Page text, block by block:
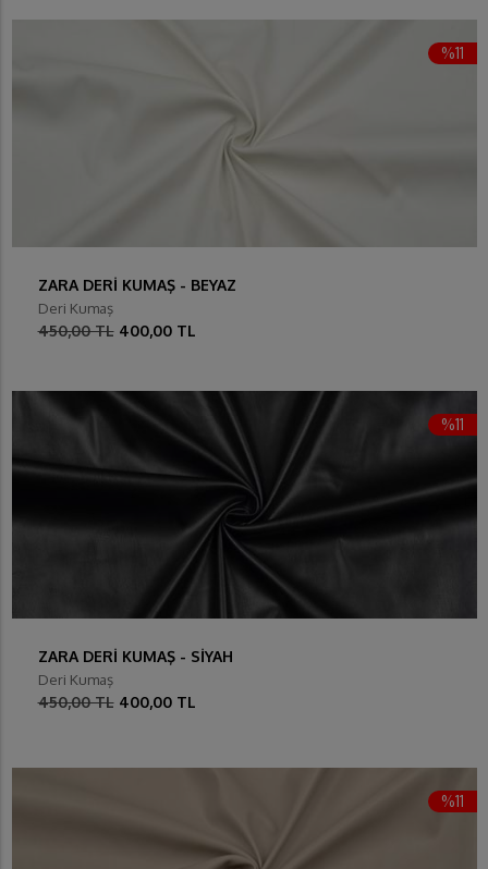
%11
ZARA DERİ KUMAŞ - BEYAZ
Deri Kumaş
450,00 TL 400,00 TL
%11
ZARA DERİ KUMAŞ - SİYAH
Deri Kumaş
450,00 TL 400,00 TL
%11